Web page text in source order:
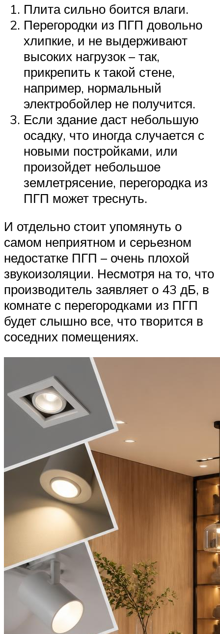
Плита сильно боится влаги.
Перегородки из ПГП довольно
хлипкие, и не выдерживают
высоких нагрузок – так,
прикрепить к такой стене,
например, нормальный
электробойлер не получится.
Если здание даст небольшую
осадку, что иногда случается с
новыми постройками, или
произойдет небольшое
землетрясение, перегородка из
ПГП может треснуть.
И отдельно стоит упомянуть о
самом неприятном и серьезном
недостатке ПГП – очень плохой
звукоизоляции. Несмотря на то, что
производитель заявляет о 43 дБ, в
комнате с перегородками из ПГП
будет слышно все, что творится в
соседних помещениях.